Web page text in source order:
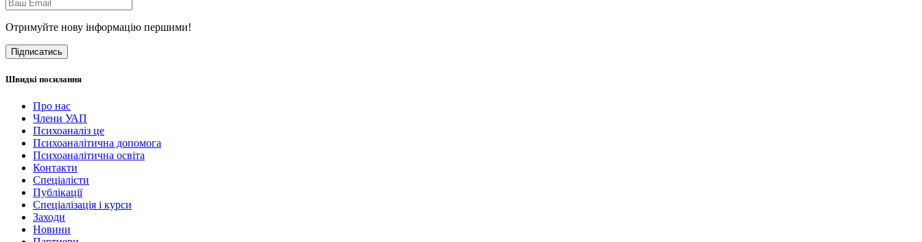
Отримуйте нову інформацію першими!
Підписатись
Швидкі посилання
Про нас
Члени УАП
Психоаналіз це
Психоаналітична допомога
Психоаналітична освіта
Контакти
Спеціалісти
Публікації
Cпеціалізація і курси
Заходи
Новини